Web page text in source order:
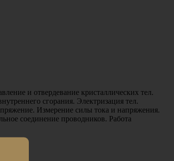
и отвердевание кристаллических тел.
сгорания. Электризация тел.
Измерение силы тока и напряжения.
соединение проводников. Работа